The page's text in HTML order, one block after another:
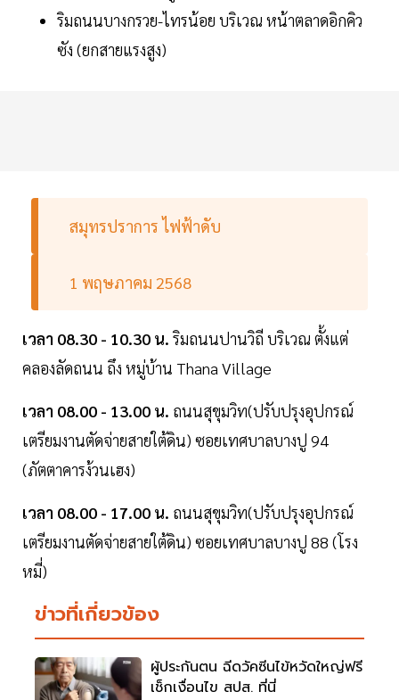
ริมถนนบางกรวย-ไทรน้อย บริเวณ หน้าตลาดอิกคิว
ซัง (ยกสายแรงสูง)
สมุทรปราการ ไฟฟ้าดับ
1 พฤษภาคม 2568
เวลา 08.30 - 10.30 น. ริมถนนปานวิถี บริเวณ ตั้งแต่
คลองลัดถนน ถึง หมู่บ้าน Thana Village
เวลา 08.00 - 13.00 น. ถนนสุขุมวิท(ปรับปรุงอุปกรณ์
เตรียมงานตัดจ่ายสายใต้ดิน) ซอยเทศบาลบางปู 94
(ภัตตาคารง้วนเฮง)
เวลา 08.00 - 17.00 น. ถนนสุขุมวิท(ปรับปรุงอุปกรณ์
เตรียมงานตัดจ่ายสายใต้ดิน) ซอยเทศบาลบางปู 88 (โรง
หมี่)
ข่าวที่เกี่ยวข้อง
ผู้ประกันตน ฉีดวัคซีนไข้หวัดใหญ่ฟรี
เช็กเงื่อนไข สปส. ที่นี่